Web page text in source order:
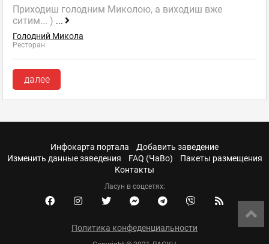
Приходиш голодним Миколою, а виходиш вже
ситим... ) ...
Голодний Микола
Ресторан
далее
Инфокарта портала
Добавить заведение
Изменить данные заведения
FAQ (ЧаВо)
Пакеты размещения
Контакты
Ласун в соцсетях:
Политика конфеденциальности